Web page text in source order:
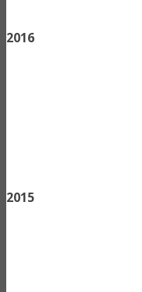
2016
2015